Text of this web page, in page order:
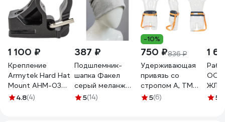
1 100 ₽
Крепление
Armytek Hard Hat
Mount AHM-03
A04801
4.8(4)
387 ₽
Подшлемник-
шапка Факел
серый меланж
87490532
5(14)
-10%
750 ₽836 ₽
Удерживающая
привязь со
стропом А, ТМ
Gigant УПР-01
5(6)
1
ООО
ЖЛ
5